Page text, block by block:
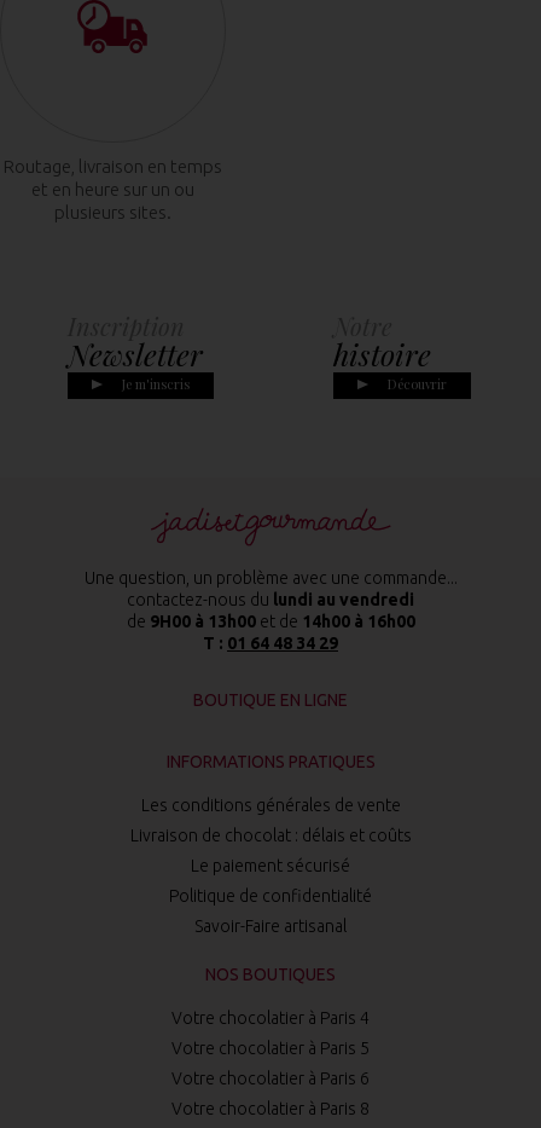
Routage, livraison en temps
et en heure sur un ou
plusieurs sites.
Newsletter
Je m'inscris
histoire
Découvrir
Une question, un problème avec une commande...
contactez-nous du lundi au vendredi
de 9H00 à 13h00et de 14h00 à 16h00
T : 01 64 48 34 29
BOUTIQUE EN LIGNE
INFORMATIONS PRATIQUES
Les conditions générales de vente
Livraison de chocolat : délais et coûts
Le paiement sécurisé
Politique de confidentialité
Savoir-Faire artisanal
NOS BOUTIQUES
Votre chocolatier à Paris 4
Votre chocolatier à Paris 5
Votre chocolatier à Paris 6
Votre chocolatier à Paris 8